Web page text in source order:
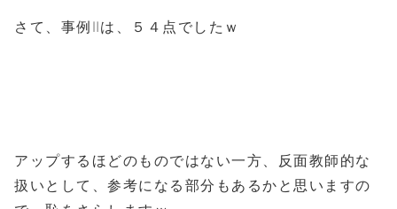
さて、事例Ⅱは、５４点でしたｗ
アップするほどのものではない一方、反面教師的な
扱いとして、参考になる部分もあるかと思いますの